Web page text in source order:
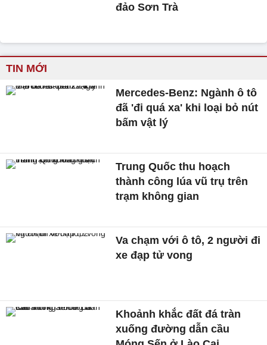
đảo Sơn Trà
TIN MỚI
Mercedes-Benz: Ngành ô tô
đã 'đi quá xa' khi loại bỏ nút
bấm vật lý
Trung Quốc thu hoạch
thành công lúa vũ trụ trên
trạm không gian
Va chạm với ô tô, 2 người đi
xe đạp tử vong
Khoảnh khắc đất đá tràn
xuống đường dẫn cầu